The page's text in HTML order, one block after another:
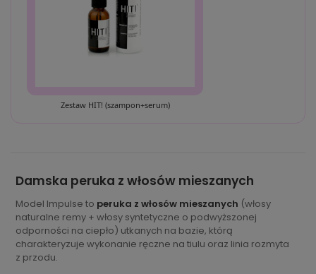
Zestaw HIT! (szampon+serum)
Damska peruka z włosów mieszanych
Model Impulse to peruka z włosów mieszanych (włosy
naturalne remy + włosy syntetyczne o podwyższonej
odporności na ciepło) utkanych na bazie, którą
charakteryzuje wykonanie ręczne na tiulu oraz linia rozmyta
z przodu.